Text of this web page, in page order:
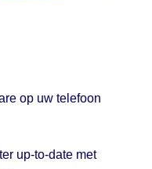
op uw telefoon
up-to-date met